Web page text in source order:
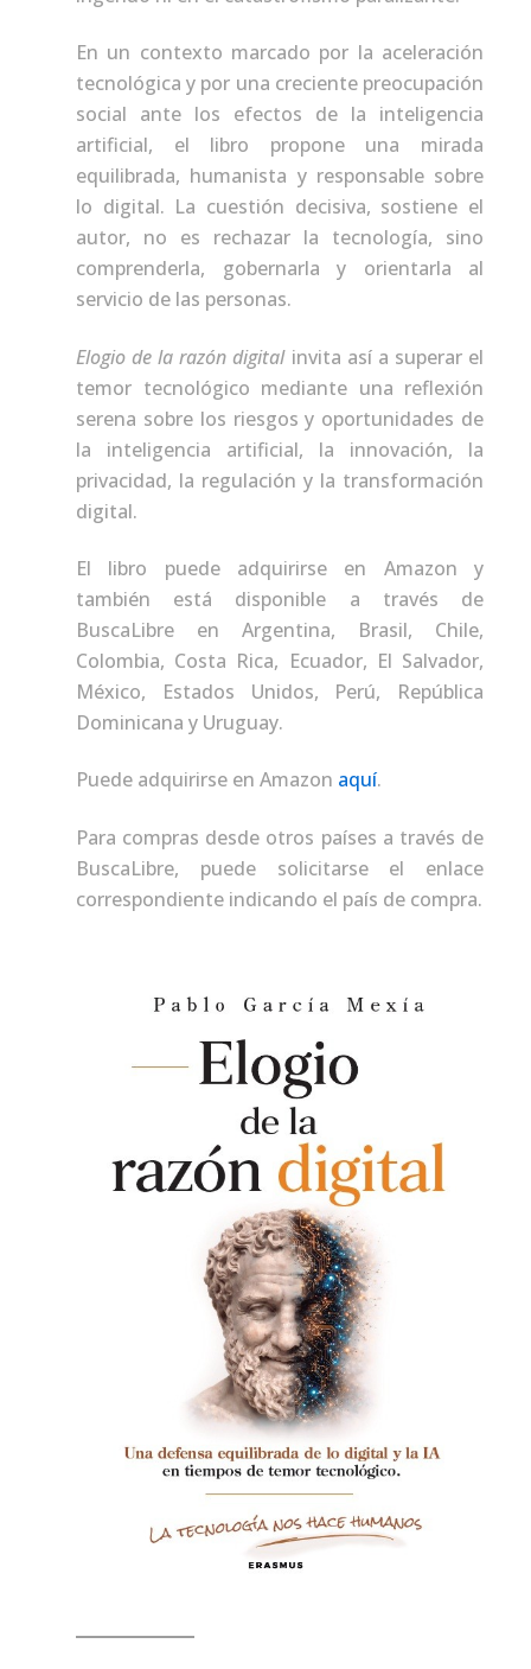
En un contexto marcado por la aceleración
tecnológica y por una creciente preocupación
social ante los efectos de la inteligencia
artificial, el libro propone una mirada
equilibrada, humanista y responsable sobre
lo digital. La cuestión decisiva, sostiene el
autor, no es rechazar la tecnología, sino
comprenderla, gobernarla y orientarla al
servicio de las personas.
Elogio de la razón digitalinvita así a superar el
temor tecnológico mediante una reflexión
serena sobre los riesgos y oportunidades de
la inteligencia artificial, la innovación, la
privacidad, la regulación y la transformación
digital.
El libro puede adquirirse en Amazon y
también está disponible a través de
BuscaLibre en Argentina, Brasil, Chile,
Colombia, Costa Rica, Ecuador, El Salvador,
México, Estados Unidos, Perú, República
Dominicana y Uruguay.
Puede adquirirse en Amazon aquí.
Para compras desde otros países a través de
BuscaLibre, puede solicitarse el enlace
correspondiente indicando el país de compra.